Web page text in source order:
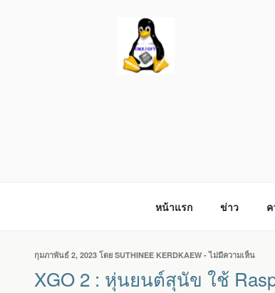
หน้าแรก ข่าว
เขียน
ที่
กุมภาพันธ์ 2, 2023 โดย SUTHINEE KERDKAEW -ไม่มีความเห็น
2
XGO 2 : หุ่นยนต์สุนัข ใช้